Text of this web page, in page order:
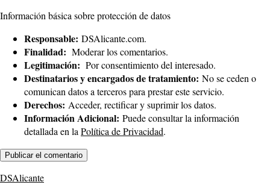
Información básica sobre protección de datos
Responsable: DSAlicante.com.
Finalidad: Moderar los comentarios.
Legitimación: Por consentimiento del interesado.
Destinatarios y encargados de tratamiento: No se ceden o
comunican datos a terceros para prestar este servicio.
Derechos: Acceder, rectificar y suprimir los datos.
Información Adicional: Puede consultar la información
detallada en laPolítica de Privacidad.
DSAlicante